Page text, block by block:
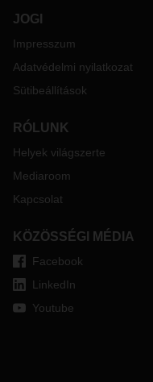
JOGI
Impresszum
Adatvédelmi nyilatkozat
Sütibeállítások
RÓLUNK
Helyek világszerte
Mediaroom
Kapcsolat
KÖZÖSSÉGI MÉDIA
Facebook
LinkedIn
Youtube